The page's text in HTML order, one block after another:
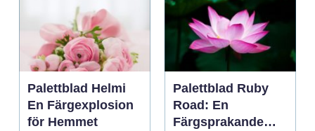
Palettblad Helmi
En Färgexplosion
för Hemmet
Palettblad Ruby
Road: En
Färgsprakande